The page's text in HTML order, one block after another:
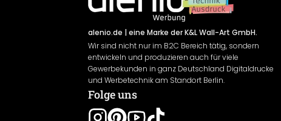
alenio.de | eine Marke der K&L Wall-Art GmbH.
Wir sind nicht nur im B2C Bereich tätig, sondern
entwickeln und produzieren auch für viele
Gewerbekunden in ganz Deutschland Digitaldrucke
und Werbetechnik am Standort Berlin.
Folge uns